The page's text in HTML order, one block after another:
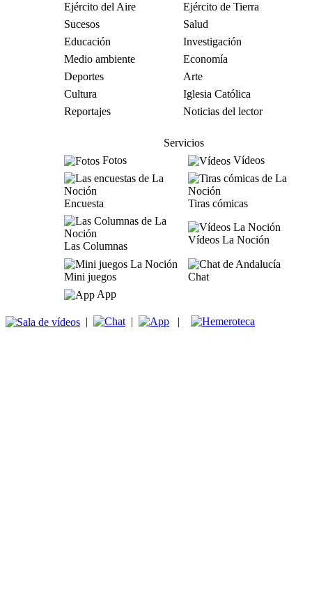
Ejército del Aire
Ejército de Tierra
Sucesos
Salud
Educación
Investigación
Medio ambiente
Economía
Deportes
Arte
Cultura
Iglesia Católica
Reportajes
Noticias del lector
Servicios
Fotos
Vídeos
Encuesta Tiras cómicas
Las Columnas
Vídeos La Noción
Mini juegos
Chat
App
| | |